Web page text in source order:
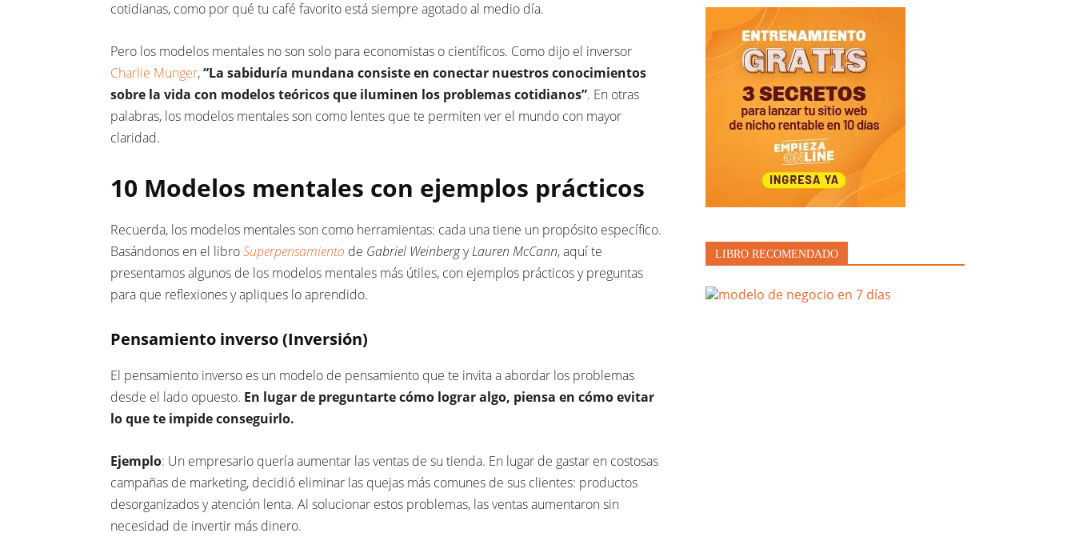
cotidianas, como por qué tu café favorito está siempre agotado al medio día.
Pero los modelos mentales no son solo para economistas o científicos. Como dijo el inversor
Charlie Munger,“La sabiduría mundana consiste en conectar nuestros conocimientos
sobre la vida con modelos teóricos que iluminen los problemas cotidianos”. En otras
palabras, los modelos mentales son como lentes que te permiten ver el mundo con mayor
claridad.
10 Modelos mentales con ejemplos prácticos
Recuerda, los modelos mentales son como herramientas: cada una tiene un propósito específico.
Basándonos en el libroSuperpensamiento de Gabriel WeinbergyLauren McCann, aquí te
presentamos algunos de los modelos mentales más útiles, con ejemplos prácticos y preguntas
para que reflexiones y apliques lo aprendido.
Pensamiento inverso (Inversión)
El pensamiento inverso es un modelo de pensamiento que te invita a abordar los problemas
desde el lado opuesto. En lugar de preguntarte cómo lograr algo, piensa en cómo evitar
lo que te impide conseguirlo.
Ejemplo: Un empresario quería aumentar las ventas de su tienda. En lugar de gastar en costosas
campañas de marketing, decidió eliminar las quejas más comunes de sus clientes: productos
desorganizados y atención lenta. Al solucionar estos problemas, las ventas aumentaron sin
necesidad de invertir más dinero.
LIBRO RECOMENDADO